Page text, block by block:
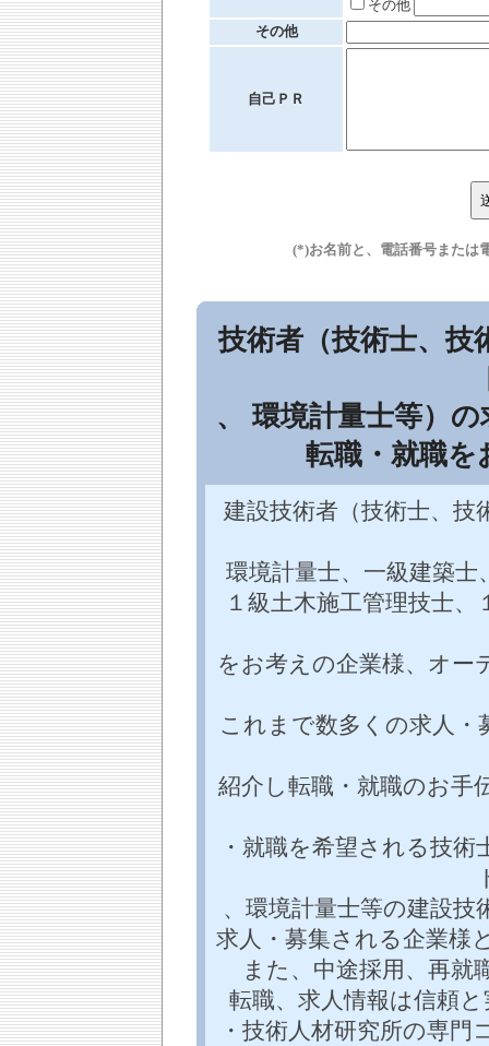
その他
その他
自己ＰＲ
(*)お名前と、電話番号または
技術者（技術士、
、 環境計量士等）
転職・就職を
建設技術者（技術士、技
環境計量士、一級建築士
１級土木施工管理技士
をお考えの企業様、オー
これまで数多くの求人・
紹介し転職・就職のお手
・就職を希望される技
、環境計量士等の建設
求人・募集される企業様
また、中途採用、再
転職、求人情報は信頼
・技術人材研究所の専